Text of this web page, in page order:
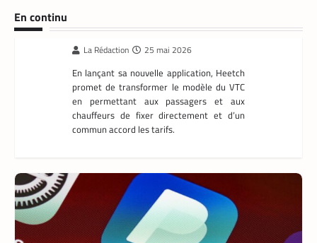
En continuHeetch : désormais, les passagers peuvent
définir directement le prix de leur course
La Rédaction 25 mai 2026
En lançant sa nouvelle application, Heetch
promet de transformer le modèle du VTC
en permettant aux passagers et aux
chauffeurs de fixer directement et d’un
commun accord les tarifs.